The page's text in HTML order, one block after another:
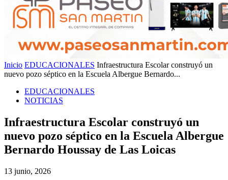
Inicio EDUCACIONALES Infraestructura Escolar construyó un
nuevo pozo séptico en la Escuela Albergue Bernardo...
EDUCACIONALES
NOTICIAS
Infraestructura Escolar construyó un
nuevo pozo séptico en la Escuela Albergue
Bernardo Houssay de Las Loicas
13 junio, 2026